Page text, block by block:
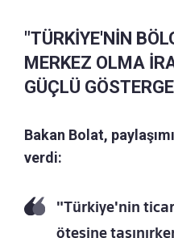
"TÜRKİYE'NİN
MERKEZ OLMA
GÜÇLÜ
Bakan Bolat,
verdi:
"Türkiye'nin
ötesine